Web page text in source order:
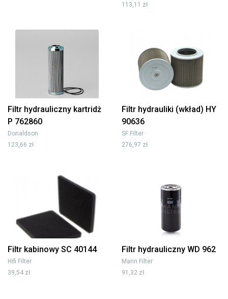
113,11 zł
Filtr hydrauliczny kartridż
P 762860
Donaldson
123,66 zł
Filtr hydrauliki (wkład) HY
90636
SF Filter
276,97 zł
Filtr kabinowy SC 40144
Hifi Filter
39,54 zł
Filtr hydrauliczny WD 962
Mann Filter
91,32 zł